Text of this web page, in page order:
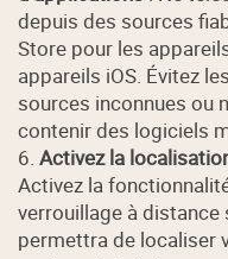
depuis des sources
Store pour les
appareils iOS. Évitez
sources inconnues ou
contenir des logiciels
6.Activez la
Activez la
verrouillage à distance
permettra de localiser